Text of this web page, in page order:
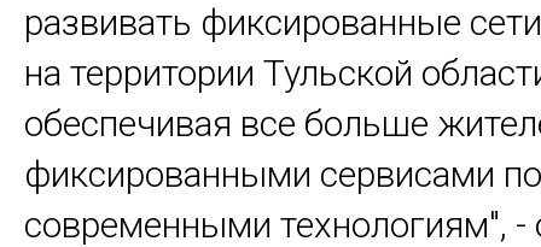
развивать фиксированные
на территории Тульской
обеспечивая все больше
фиксированными сервисами
современными технологиям", -